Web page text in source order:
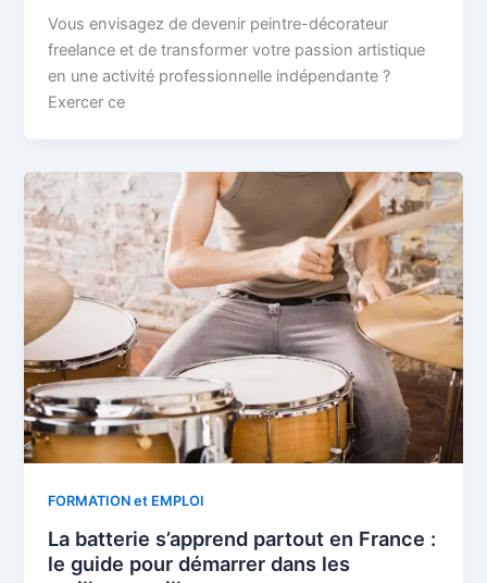
Vous envisagez de devenir peintre-décorateur
freelance et de transformer votre passion artistique
en une activité professionnelle indépendante ?
Exercer ce
FORMATION et EMPLOI
La batterie s’apprend partout en France :
le guide pour démarrer dans les